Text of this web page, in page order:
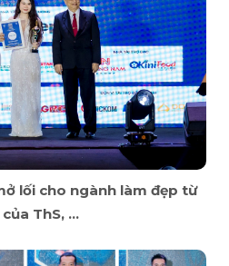
lối cho ngành làm đẹp từ
ThS, ...